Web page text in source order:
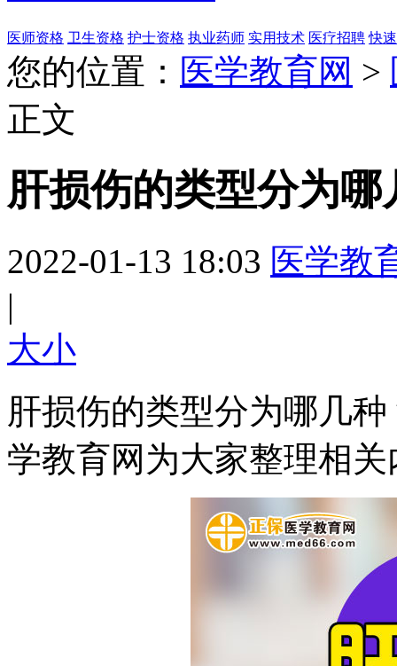
医师资格 卫生资格 护士资格 执业药师 实用技术 医疗招聘 快
您的位置： 医学教育网 >
正文
肝损伤的类型分为哪
2022-01-13 18:03 医学教
|
大小
肝损伤的类型分为哪几
学教育网为大家整理相